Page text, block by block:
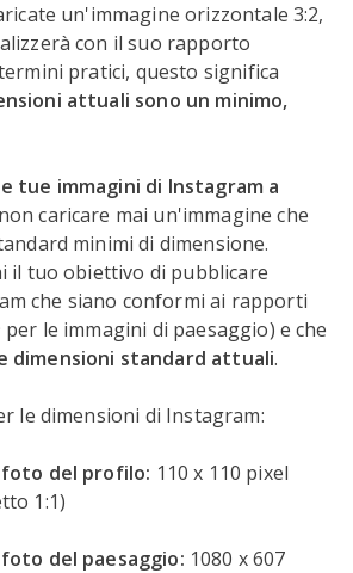
un'immagine orizzontale 3:2,
con il suo rapporto
pratici, questo significa
attuali sono un minimo,
tue immagini di Instagram a
caricare mai un'immagine che
minimi di dimensione.
il tuo obiettivo di pubblicare
che siano conformi ai rapporti
per le immagini di paesaggio) e che
dimensioni standard attuali.
le dimensioni di Instagram:
foto del profilo: 110 x 110 pixel
1:1)
del paesaggio: 1080 x 607